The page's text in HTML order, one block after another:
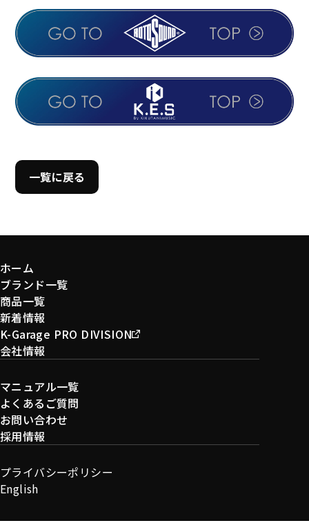
一覧に戻る
ホーム
ブランド一覧
商品一覧
新着情報
K-Garage PRO DIVISION
会社情報
マニュアル一覧
よくあるご質問
お問い合わせ
採用情報
プライバシーポリシー
English